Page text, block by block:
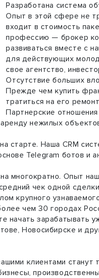
Разработана система
Опыт в этой сфере не
входит в стоимость
профессию — брокер
развиваться вместе с
для действующих
свое агентство,
Отсутствие больших
Прежде чем купить
тратиться на его
Партнерские
нежилых
старте. Наша CRM
Telegram ботов и
многократно. Опыт
чек одной
крупного
чем 30 городах
начать
Новосибирске и
клиентами